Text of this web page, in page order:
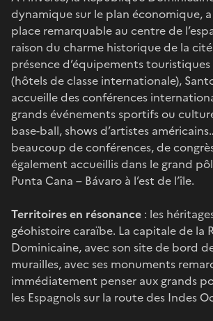
dynamique sur le plan économique,
place remarquable au centre de
raison du charme historique de la
présence d’équipements
(hôtels de classe internationale),
accueille des conférences
grands événements sportifs ou
base-ball, shows d’artistes
beaucoup de conférences, de
également accueillis dans le grand
Punta Cana – Bávaro à l’est de l’île.
Territoires en résonance : les
géohistoire caraïbe. La capitale de la
Dominicaine, avec son site de bord
murailles, avec ses monuments
immédiatement penser aux grands
les Espagnols sur la route des Indes